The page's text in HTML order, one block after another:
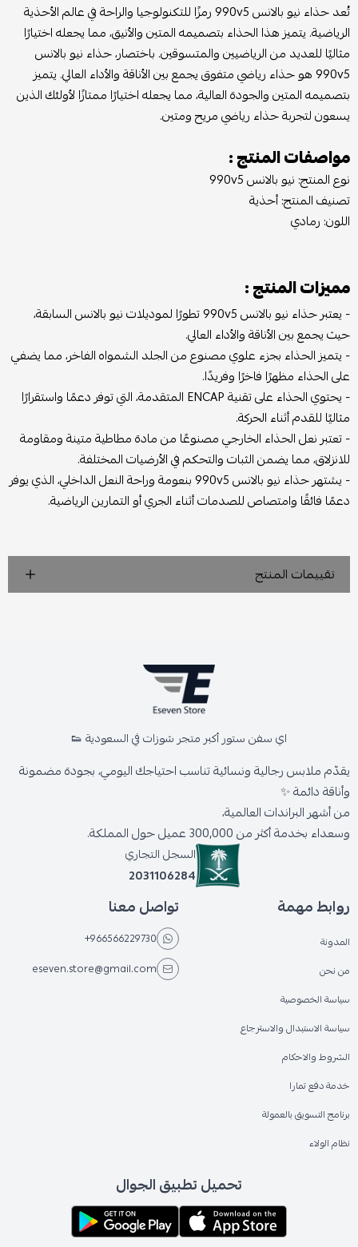
تُعد حذاء نيو بالانس 990v5 رمزًا للتكنولوجيا والراحة في عالم الأحذية
الرياضية. يتميز هذا الحذاء بتصميمه المتين والأنيق، مما يجعله اختيارًا
مثاليًا للعديد من الرياضيين والمتسوقين. باختصار، حذاء نيو بالانس
990v5 هو حذاء رياضي متفوق يجمع بين الأناقة والأداء العالي. يتميز
بتصميمه المتين والجودة العالية، مما يجعله اختيارًا ممتازًا لأولئك الذين
يسعون لتجربة حذاء رياضي مريح ومتين.
مواصفات المنتج :
نوع المنتج: نيو بالانس 990v5
تصنيف المنتج: أحذية
اللون: رمادي
مميزات المنتج :
- يعتبر حذاء نيو بالانس 990v5 تطورًا لموديلات نيو بالانس السابقة،
حيث يجمع بين الأناقة والأداء العالي.
- يتميز الحذاء بجزء علوي مصنوع من الجلد الشمواه الفاخر، مما يضفي
على الحذاء مظهرًا فاخرًا وفريدًا.
- يحتوي الحذاء على تقنية ENCAP المتقدمة، التي توفر دعمًا واستقرارًا
مثاليًا للقدم أثناء الحركة.
- تعتبر نعل الحذاء الخارجي مصنوعًا من مادة مطاطية متينة ومقاومة
للانزلاق، مما يضمن الثبات والتحكم في الأرضيات المختلفة.
- يشتهر حذاء نيو بالانس 990v5 بنعومة وراحة النعل الداخلي، الذي يوفر
دعمًا فائقًا وامتصاص للصدمات أثناء الجري أو التمارين الرياضية.
تقييمات المنتج
اي سفن ستور أكبر متجر شوزات في السعودية 👟
يقدّم ملابس رجالية ونسائية تناسب احتياجك اليومي، بجودة مضمونة
وأناقة دائمة ✨
من أشهر البراندات العالمية،
وسعداء بخدمة أكثر من 300,000 عميل حول المملكة.
السجل التجاري
2031106284
روابط مهمة
المدونة
من نحن
سياسة الخصوصية
سياسة الاستبدال والاسترجاع
الشروط والاحكام
خدمة دفع تمارا
برنامج التسويق بالعمولة
نظام الولاء
تواصل معنا
+966566229730
eseven.store@gmail.com
تحميل تطبيق الجوال